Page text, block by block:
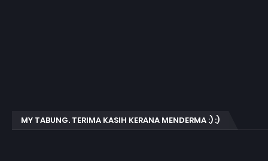
MY TABUNG. TERIMA KASIH KERANA MENDERMA :) :)